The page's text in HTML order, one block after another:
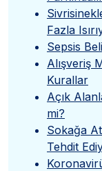
Fazla
Sepsis
Alışveriş
Kurallar
Açık
mi?
Sokağa
Tehdit